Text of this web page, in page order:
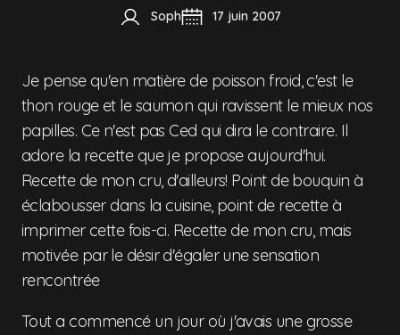
Soph 17 juin 2007
Je pense qu'en matière de poisson froid, c'est le
thon rouge et le saumon qui ravissent le mieux nos
papilles. Ce n'est pas Ced qui dira le contraire. Il
adore la recette que je propose aujourd'hui.
Recette de mon cru, d'ailleurs! Point de bouquin à
éclabousser dans la cuisine, point de recette à
imprimer cette fois-ci. Recette de mon cru, mais
motivée par le désir d'égaler une sensation
rencontrée
Tout a commencé un jour où j'avais une grosse